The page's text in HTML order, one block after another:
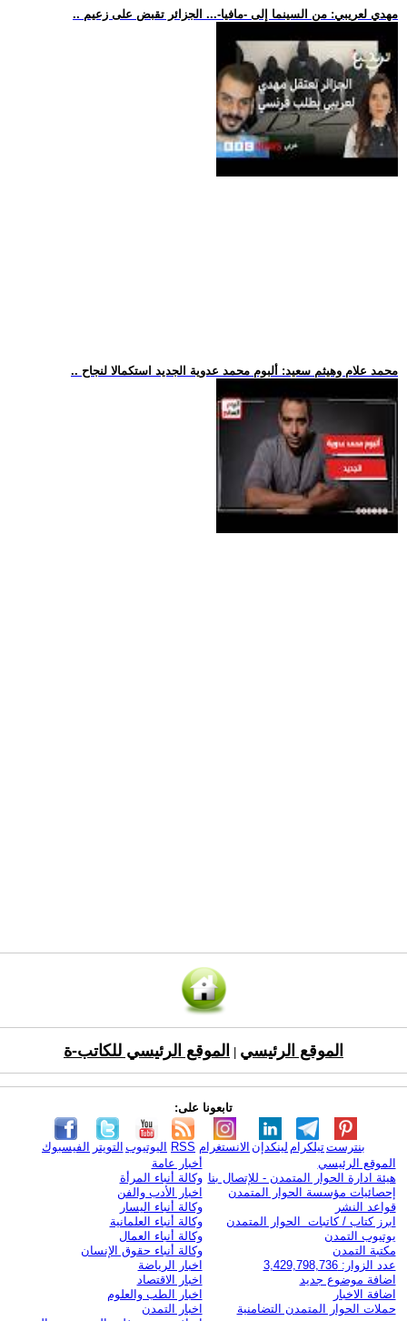
.. مهدي لعريبي: من السينما إلى -مافيا-... الجزائر تقبض على زعيم
.. محمد علام وهيثم سعيد: ألبوم محمد عدوية الجديد استكمالا لنجاح
الموقع الرئيسي الموقع الرئيسي للكاتب-ة
تابعونا على:
الفيسبوك التويتر اليوتيوب RSS الانستغرام لينكدإن تيلكرامبنترست
الموقع الرئيسي
هيئة ادارة الحوار المتمدن - للإتصال بنا
إحصائيات مؤسسة الحوار المتمدن
قواعد النشر
ابرز كتاب / كاتبات الحوار المتمدن
يوتيوب التمدن
مكتبة التمدن
عدد الزوار: 3,429,798,736
اضافة موضوع جديد
اضافة الاخبار
حملات الحوار المتمدن التضامنية
أخبار عامة
وكالة أنباء المرأة
اخبار الأدب والفن
وكالة أنباء اليسار
وكالة أنباء العلمانية
وكالة أنباء العمال
وكالة أنباء حقوق الإنسان
اخبار الرياضة
اخبار الاقتصاد
اخبار الطب والعلوم
اخبار التمدن